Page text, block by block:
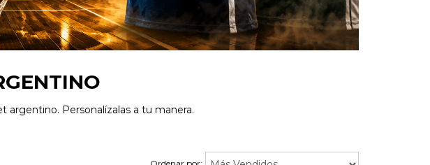
argentino. Personalízalas a tu manera.